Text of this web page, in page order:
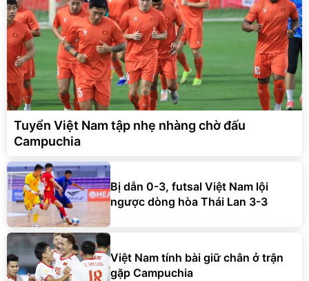
Tuyển Việt Nam tập nhẹ nhàng chờ đấu
Campuchia
Bị dẫn 0-3, futsal Việt Nam lội
ngược dòng hòa Thái Lan 3-3
Việt Nam tính bài giữ chân ở trận
gặp Campuchia